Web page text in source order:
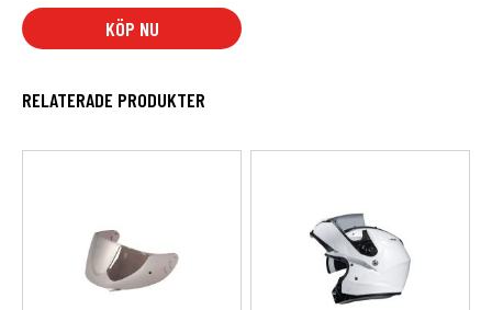
KÖP NU
RELATERADE PRODUKTER